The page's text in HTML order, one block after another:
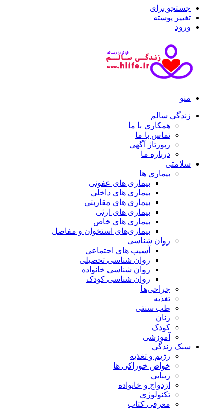
جستجو برای
تغییر پوسته
ورود
منو
زندگی سالم
همکاری با ما
تماس با ما
رپورتاژ آگهی
درباره ما
سلامتی
بیماری ها
بیماری های عفونی
بیماری های داخلی
بیماری های مقاربتی
بیماری های ارثی
بیماری های خاص
بیماری‌های استخوان و مفاصل
روان شناسی
آسیب های اجتماعی
روان شناسی تحصیلی
روان شناسی خانواده
روان شناسی کودک
جراحی‌ها
تغذیه
طب سنتی
زنان
کودک
آموزشی
سبک زندگی
رژیم و تغذیه
خواص خوراکی ها
زیبایی
ازدواج و خانواده
تکنولوژی
معرفی کتاب